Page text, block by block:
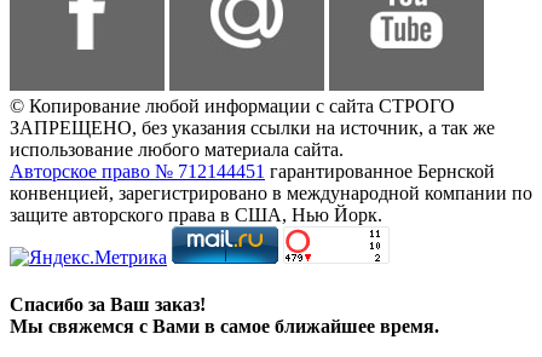
© Копирование любой информации с сайта СТРОГО
ЗАПРЕЩЕНО, без указания ссылки на источник, а так же
использование любого материала сайта.
Авторское право № 712144451 гарантированное Бернской
конвенцией, зарегистрировано в международной компании по
защите авторского права в США, Нью Йорк.
Спасибо за Ваш заказ!
Мы свяжемся с Вами в самое ближайшее время.